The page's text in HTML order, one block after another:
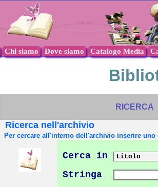
Chi siamo Dove siamo Catalogo Media
RICERCA
Ricerca nell'archivio
Per cercare all'interno dell'archivio inserire
Cerca in
Stringa